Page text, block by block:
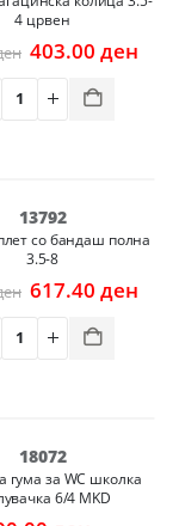
4 црвен
Original
was:
560.00 ден.
403.00 ден
13792
со бандаш полна
3.5-8
Original
was:
735.00 ден.
617.40 ден
18072
гума за WC школка
6/4 MKD